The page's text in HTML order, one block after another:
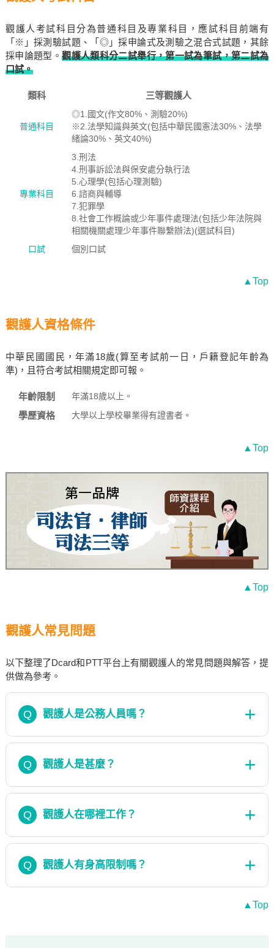
觀護人考試科目分為普通科目及專業科目，應試科目前端有
「※」採測驗試題、「◎」採申論式及測驗之混合式試題，其餘
採申論題型。觀護人類科分二試舉行，第一試為筆試，第二試為
口試。
類科 三等觀護人
普通科目
◎1.國文(作文80%、測驗20%)
※2.法學知識與英文(包括中華民國憲法30%、法學
緒論30%、英文40%)
專業科目
3.刑法
4.刑事訴訟法與保安處分執行法
5.心理學(包括心理測驗)
6.諮商與輔導
7.犯罪學
8.社會工作概論或少年事件處理法(包括少年法院與
相關機關處理少年事件聯繫辦法)(選試科目)
口試
個別口試
▲Top
觀護人資格條件
中華民國國民，年滿18歲(算至考試前一日，戶籍登記年齡為
準)，且符合考試相關規定即可報。
年齡限制 年滿18歲以上。
學歷資格 大學以上學校畢業得有證書者。
▲Top
▲Top
觀護人常見問題
以下整理了Dcard和PTT平台上有關觀護人的常見問題與解答，提
供做為參考。
Q 觀護人是公務人員嗎？
Q 觀護人是甚麼？
Q 觀護人在哪裡工作？
Q 觀護人有身高限制嗎？
▲Top